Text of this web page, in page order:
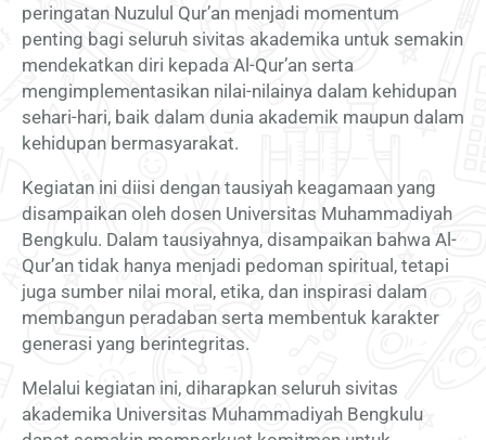
peringatan Nuzulul Qur’an menjadi momentum
penting bagi seluruh sivitas akademika untuk semakin
mendekatkan diri kepada Al-Qur’an serta
mengimplementasikan nilai-nilainya dalam kehidupan
sehari-hari, baik dalam dunia akademik maupun dalam
kehidupan bermasyarakat.
Kegiatan ini diisi dengan tausiyah keagamaan yang
disampaikan oleh dosen Universitas Muhammadiyah
Bengkulu. Dalam tausiyahnya, disampaikan bahwa Al-
Qur’an tidak hanya menjadi pedoman spiritual, tetapi
juga sumber nilai moral, etika, dan inspirasi dalam
membangun peradaban serta membentuk karakter
generasi yang berintegritas.
Melalui kegiatan ini, diharapkan seluruh sivitas
akademika Universitas Muhammadiyah Bengkulu